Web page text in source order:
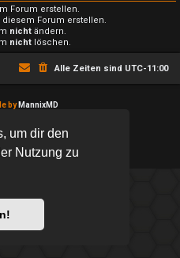
um dir den
Nutzung zu
Forum erstellen.
Forum erstellen.
nicht ändern.
nicht löschen.
Alle Zeiten sind UTC-11:00
by MannixMD
durchphpBB.de